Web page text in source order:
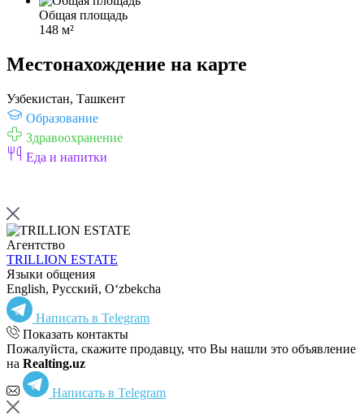
Общая площадь
148 м²
Местонахождение на карте
Узбекистан, Ташкент
Образование
Здравоохранение
Еда и напитки
Агентство
TRILLION ESTATE
Языки общения
English, Русский, Oʻzbekcha
Написать в Telegram
Показать контакты
Пожалуйста, скажите продавцу, что Вы нашли это объявление
на Realting.uz
Написать в Telegram